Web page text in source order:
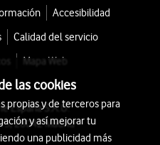
Accesibilidad
Calidad del servicio
Mapa Web
España S.A.U.
28042 Madrid
las cookies
propias y de terceros para
y así mejorar tu
una publicidad más